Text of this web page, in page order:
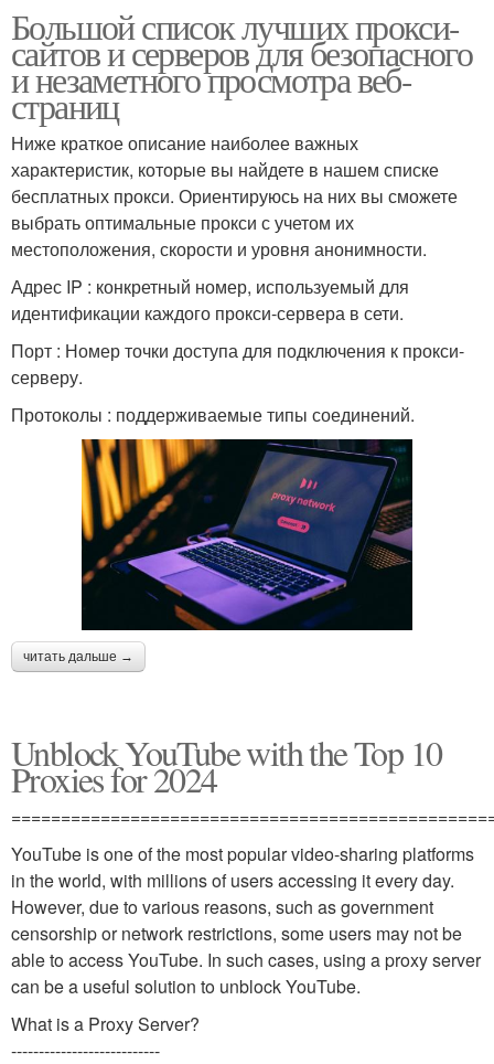
Большой список лучших прокси-
сайтов и серверов для безопасного
и незаметного просмотра веб-
страниц
Ниже краткое описание наиболее важных
характеристик, которые вы найдете в нашем списке
бесплатных прокси. Ориентируюсь на них вы сможете
выбрать оптимальные прокси с учетом их
местоположения, скорости и уровня анонимности.
Адрес IP : конкретный номер, используемый для
идентификации каждого прокси-сервера в сети.
Порт : Номер точки доступа для подключения к прокси-
серверу.
Протоколы : поддерживаемые типы соединений.
читать дальше →
Unblock YouTube with the Top 10
Proxies for 2024
YouTube is one of the most popular video-sharing platforms
in the world, with millions of users accessing it every day.
However, due to various reasons, such as government
censorship or network restrictions, some users may not be
able to access YouTube. In such cases, using a proxy server
can be a useful solution to unblock YouTube.
What is a Proxy Server?
---------------------------